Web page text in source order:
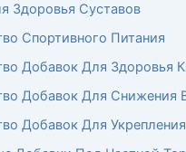
Здоровья Суставов
Спортивного Питания
Добавок Для Здоровья
Добавок Для Снижения
Добавок Для